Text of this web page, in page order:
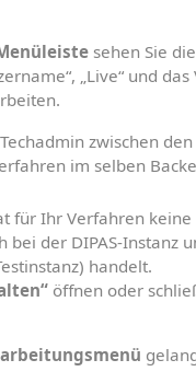
sehen Sie
„Live“ und
zwischen den
im selben
für Ihr Verfahren keine
bei der DIPAS-Instanz
handelt.
öffnen oder